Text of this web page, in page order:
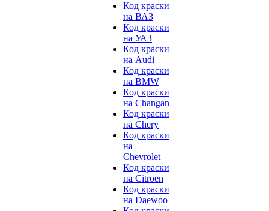
Код краски
на ВАЗ
Код краски
на УАЗ
Код краски
на Audi
Код краски
на BMW
Код краски
на Changan
Код краски
на Chery
Код краски
на
Chevrolet
Код краски
на Citroen
Код краски
на Daewoo